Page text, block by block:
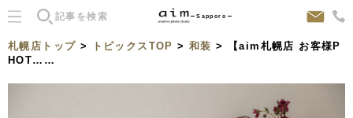
Sapporo
札幌店トップ > トピックスTOP >和装 > 【aim札幌店 お客様P
HOT……